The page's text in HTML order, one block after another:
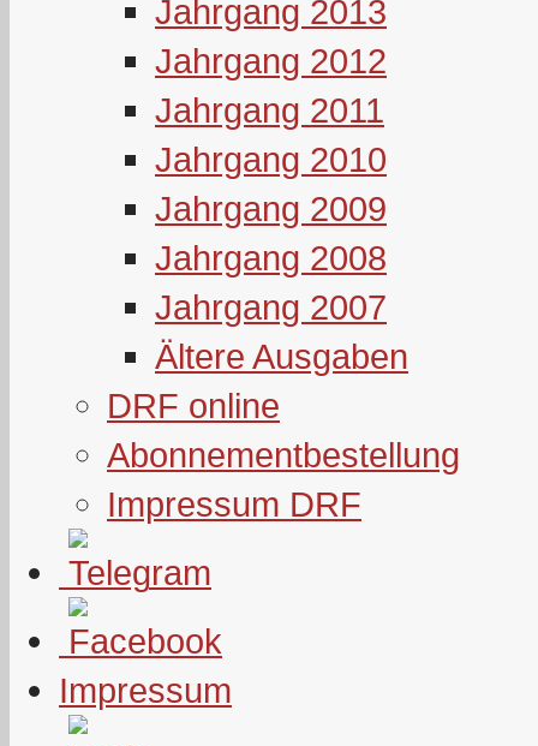
Jahrgang 2013
Jahrgang 2012
Jahrgang 2011
Jahrgang 2010
Jahrgang 2009
Jahrgang 2008
Jahrgang 2007
Ältere Ausgaben
DRF online
Abonnementbestellung
Impressum DRF
Impressum